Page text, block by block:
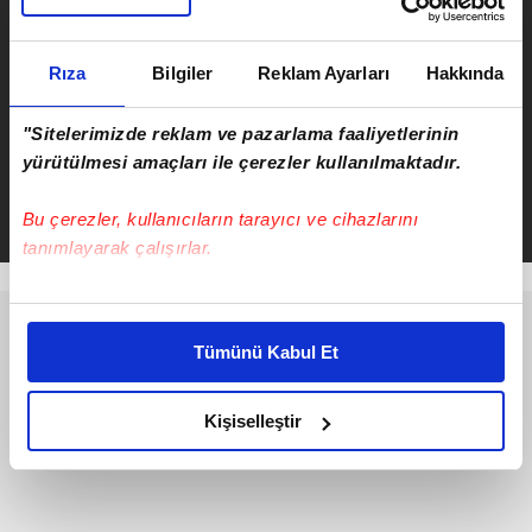
Rıza Bilgiler Reklam Ayarları Hakkında
"Sitelerimizde reklam ve pazarlama faaliyetlerinin
yürütülmesi amaçları ile çerezler kullanılmaktadır.
Bu çerezler, kullanıcıların tarayıcı ve cihazlarını
tanımlayarak çalışırlar.
Bu çerezlere izin vermeniz halinde sizlere özel
daha iyi reklam deneyimi yaşatabiliriz. Bunu yaparken
amacımızın size daha iyi bir reklam deneyimi sunmak
olduğunu ve sizlere en iyi içerikleri sunabilmek adına
elimizden gelen çabayı gösterdiğimizi ve bu noktada,
reklamların maliyetlerimizi karşılamak noktasında tek gelir
Tümünü Kabul Et
Kişiselleştir
girmeden hayata geçirilecek
Serkan Cortaoğlu